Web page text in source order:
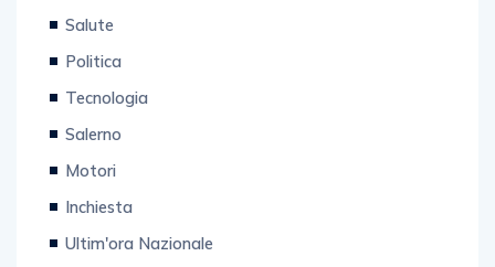
Salute
Politica
Tecnologia
Salerno
Motori
Inchiesta
Ultim'ora Nazionale